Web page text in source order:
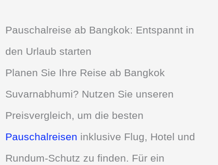
Pauschalreise ab Bangkok: Entspannt in
den Urlaub starten
Planen Sie Ihre Reise ab Bangkok
Suvarnabhumi? Nutzen Sie unseren
Preisvergleich, um die besten
Pauschalreisen inklusive Flug, Hotel und
Rundum-Schutz zu finden. Für ein